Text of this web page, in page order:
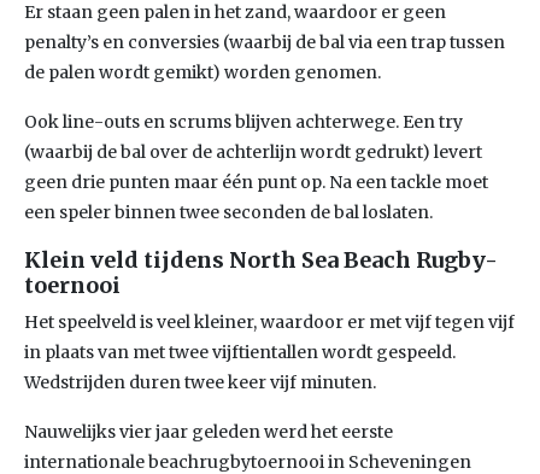
Er staan geen palen in het zand, waardoor er geen
penalty’s en conversies (waarbij de bal via een trap tussen
de palen wordt gemikt) worden genomen.
Ook line-outs en scrums blijven achterwege. Een try
(waarbij de bal over de achterlijn wordt gedrukt) levert
geen drie punten maar één punt op. Na een tackle moet
een speler binnen twee seconden de bal loslaten.
Klein veld tijdens North Sea Beach Rugby-
toernooi
Het speelveld is veel kleiner, waardoor er met vijf tegen vijf
in plaats van met twee vijftientallen wordt gespeeld.
Wedstrijden duren twee keer vijf minuten.
Nauwelijks vier jaar geleden werd het eerste
internationale beachrugbytoernooi in Scheveningen